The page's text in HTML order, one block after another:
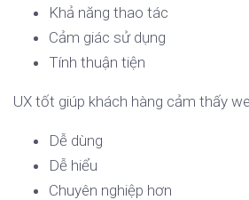
Khả năng thao tác
Cảm giác sử dụng
Tính thuận tiện
UX tốt giúp khách hàng cảm thấy
Dễ dùng
Dễ hiểu
Chuyên nghiệp hơn